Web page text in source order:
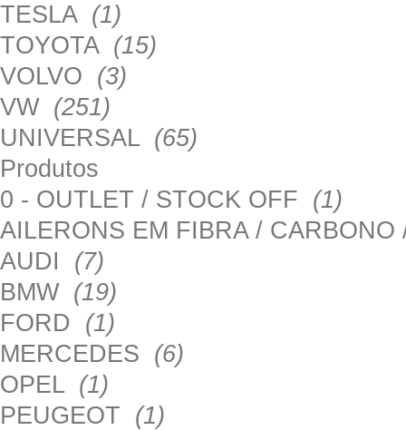
TESLA (1)
TOYOTA (15)
VOLVO (3)
VW (251)
UNIVERSAL (65)
Produtos
0 - OUTLET / STOCK OFF (1)
AILERONS EM FIBRA /
AUDI (7)
BMW (19)
FORD (1)
MERCEDES (6)
OPEL (1)
PEUGEOT (1)